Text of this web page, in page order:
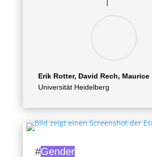
Erik Rotter, David Rech, Maurice
Universität Heidelberg
#Gender